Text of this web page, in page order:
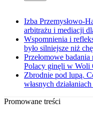
Izba Przemysłowo-
arbitrażu i mediacji
Wspomnienia i
było silniejsze niż
Przełomowe
Polacy ginęli w Woli
Zbrodnie pod lupą.
własnych
Promowane treści